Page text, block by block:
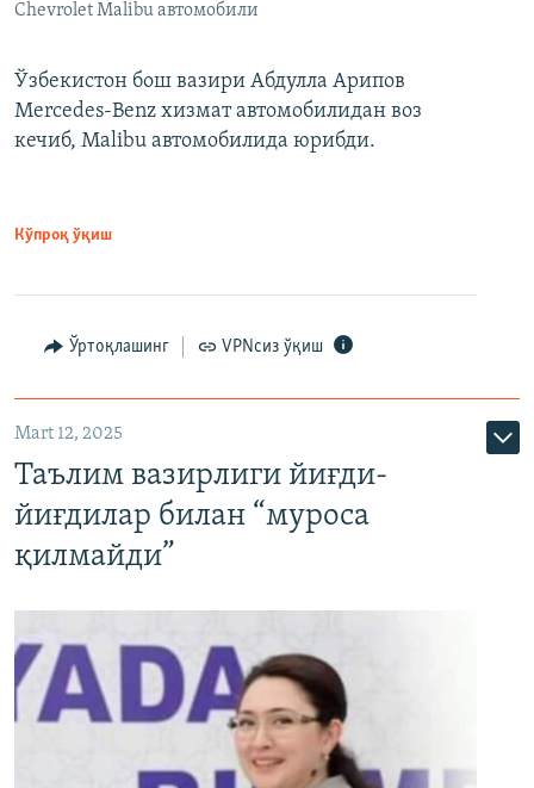
Chevrolet Malibu автомобили
Ўзбекистон бош вазири Абдулла Арипов
Mercedes-Benz хизмат автомобилидан воз
кечиб, Malibu автомобилида юрибди.
Кўпроқ ўқиш
Ўртоқлашинг VPNсиз ўқиш
Mart 12, 2025
Таълим вазирлиги йиғди-
йиғдилар билан “муроса
қилмайди”